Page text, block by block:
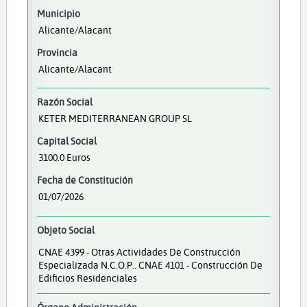
Municipio
Alicante/Alacant
Provincia
Alicante/Alacant
Razón Social
KETER MEDITERRANEAN GROUP SL
Capital Social
3100.0 Euros
Fecha de Constitución
01/07/2026
Objeto Social
CNAE 4399 - Otras Actividades De Construcción
Especializada N.c.o.p.. CNAE 4101 - Construcción De
Edificios Residenciales